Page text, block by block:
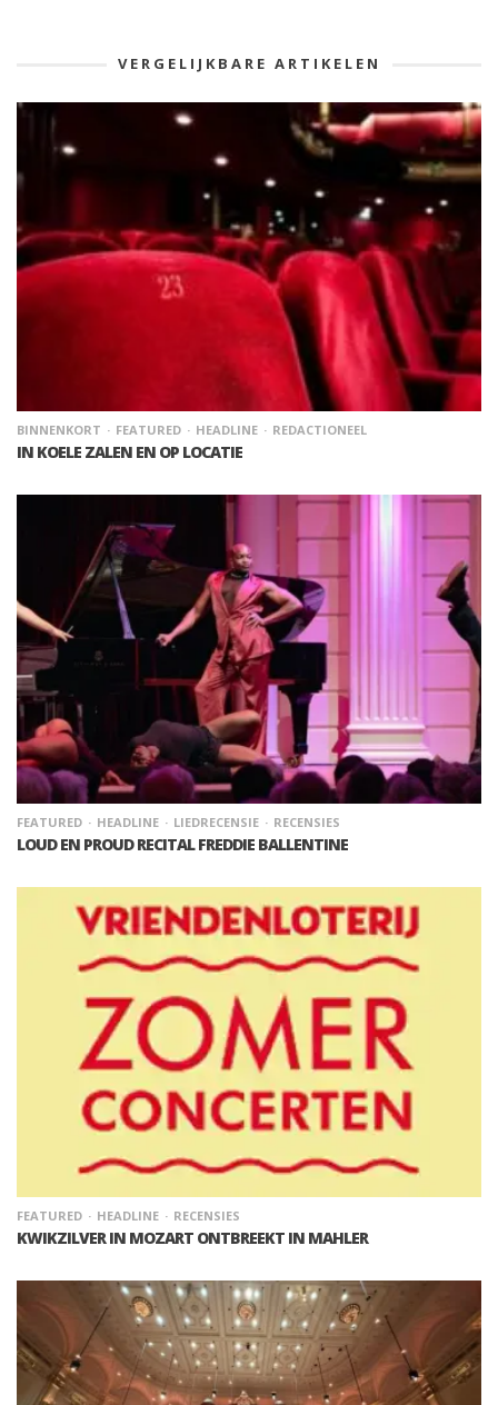
VERGELIJKBARE ARTIKELEN
BINNENKORT FEATURED HEADLINE REDACTIONEEL
IN KOELE ZALEN EN OP LOCATIE
FEATURED HEADLINE LIEDRECENSIE RECENSIES
LOUD EN PROUD RECITAL FREDDIE BALLENTINE
FEATURED HEADLINE RECENSIES
KWIKZILVER IN MOZART ONTBREEKT IN MAHLER